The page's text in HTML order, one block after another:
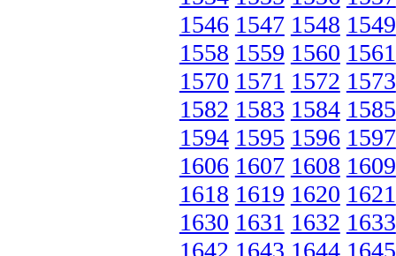
1546 1547 1548 1549
1558 1559 1560 1561
1570 1571 1572 1573
1582 1583 1584 1585
1594 1595 1596 1597
1606 1607 1608 1609
1618 1619 1620 1621
1630 1631 1632 1633
1642 1643 1644 1645